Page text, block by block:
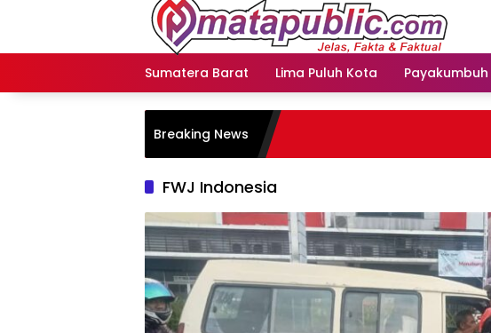
Sumatera Barat Lima Puluh Kota Payakumbuh
Breaking News
FWJ Indonesia